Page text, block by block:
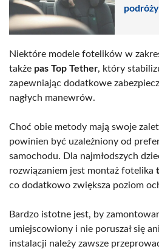
podróży
Niektóre modele fotelików w
także pas Top Tether, który
zapewniając dodatkowe
nagłych manewrów.
Choć obie metody mają swoje
powinien być uzależniony od
samochodu. Dla najmłodszych
rozwiązaniem jest montaż fotelika
co dodatkowo zwiększa poziom
Bardzo istotne jest, by
umiejscowiony i nie poruszał się
instalacji należy zawsze